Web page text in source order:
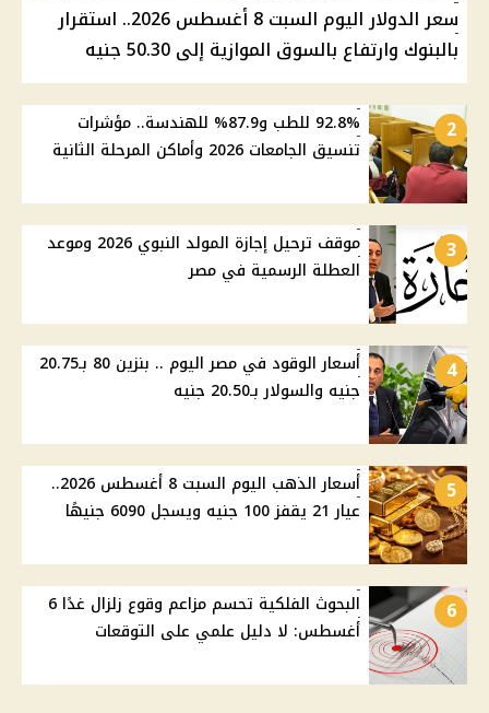
سعر الدولار اليوم السبت 8 أغسطس 2026.. استقرار
بالبنوك وارتفاع بالسوق الموازية إلى 50.30 جنيه
2
92.8% للطب و87.9% للهندسة.. مؤشرات
تنسيق الجامعات 2026 وأماكن المرحلة الثانية
3
موقف ترحيل إجازة المولد النبوي 2026 وموعد
العطلة الرسمية في مصر
4
أسعار الوقود في مصر اليوم .. بنزين 80 بـ20.75
جنيه والسولار بـ20.50 جنيه
5
أسعار الذهب اليوم السبت 8 أغسطس 2026..
عيار 21 يقفز 100 جنيه ويسجل 6090 جنيهًا
6
البحوث الفلكية تحسم مزاعم وقوع زلزال غدًا 6
أغسطس: لا دليل علمي على التوقعات